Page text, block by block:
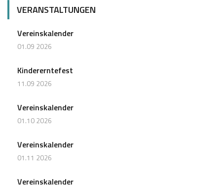
VERANSTALTUNGEN
Vereinskalender
01.09 2026
Kindererntefest
11.09 2026
Vereinskalender
01.10 2026
Vereinskalender
01.11 2026
Vereinskalender